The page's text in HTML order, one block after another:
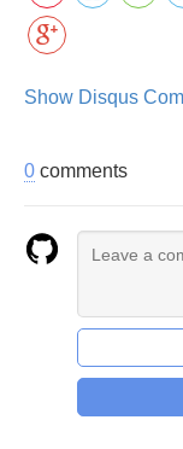
Show Disqus
0 comments